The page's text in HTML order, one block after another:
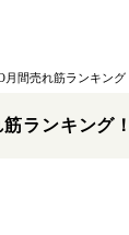
月間売れ筋ランキン
ランキング